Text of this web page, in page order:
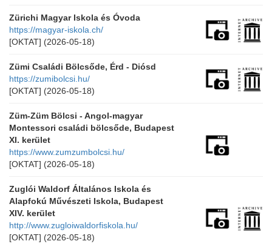
Zürichi Magyar Iskola és Óvoda
https://magyar-iskola.ch/
[OKTAT] (2026-05-18)
Zümi Családi Bölcsőde, Érd - Diósd
https://zumibolcsi.hu/
[OKTAT] (2026-05-18)
Züm-Züm Bölcsi - Angol-magyar
Montessori családi bölcsőde, Budapest
XI. kerület
https://www.zumzumbolcsi.hu/
[OKTAT] (2026-05-18)
Zuglói Waldorf Általános Iskola és
Alapfokú Művészeti Iskola, Budapest
XIV. kerület
http://www.zugloiwaldorfiskola.hu/
[OKTAT] (2026-05-18)